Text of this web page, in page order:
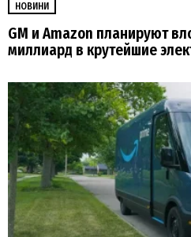
НОВИНИ
GM и Amazon планируют
миллиард в крутейшие